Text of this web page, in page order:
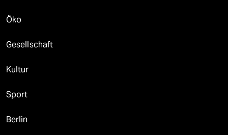
Öko
Gesellschaft
Kultur
Sport
Berlin